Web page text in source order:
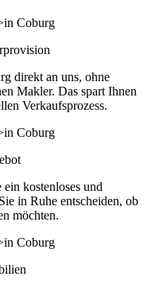
direkt an uns, ohne
Makler. Das spart Ihnen
Verkaufsprozess.
kostenloses und
in Ruhe entscheiden, ob
möchten.